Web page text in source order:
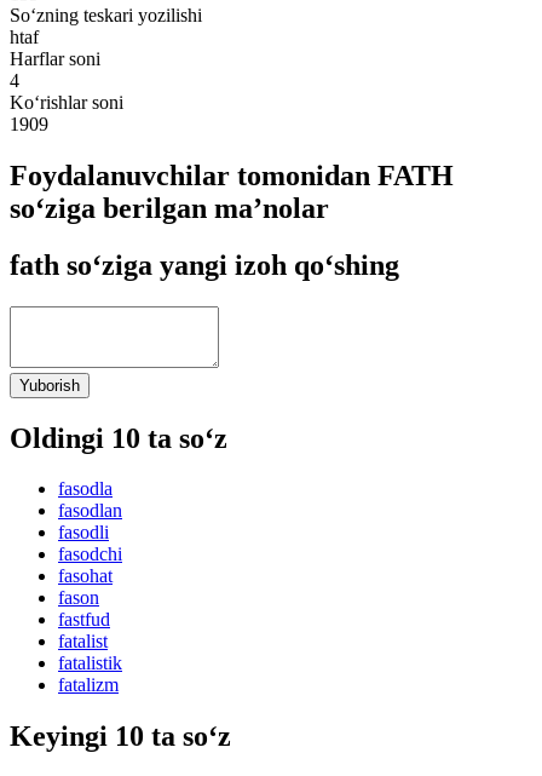
So‘zning teskari yozilishi
htaf
Harflar soni
4
Ko‘rishlar soni
1909
Foydalanuvchilar tomonidan FATH
so‘ziga berilgan ma’nolar
fath so‘ziga yangi izoh qo‘shing
Yuborish
Oldingi 10 ta so‘z
fasodla
fasodlan
fasodli
fasodchi
fasohat
fason
fastfud
fatalist
fatalistik
fatalizm
Keyingi 10 ta so‘z